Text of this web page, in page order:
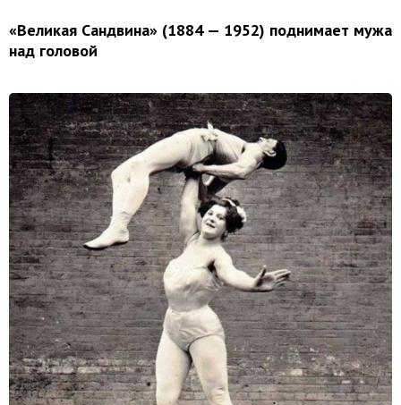
«Великая Сандвина» (1884 — 1952) поднимает мужа
над головой